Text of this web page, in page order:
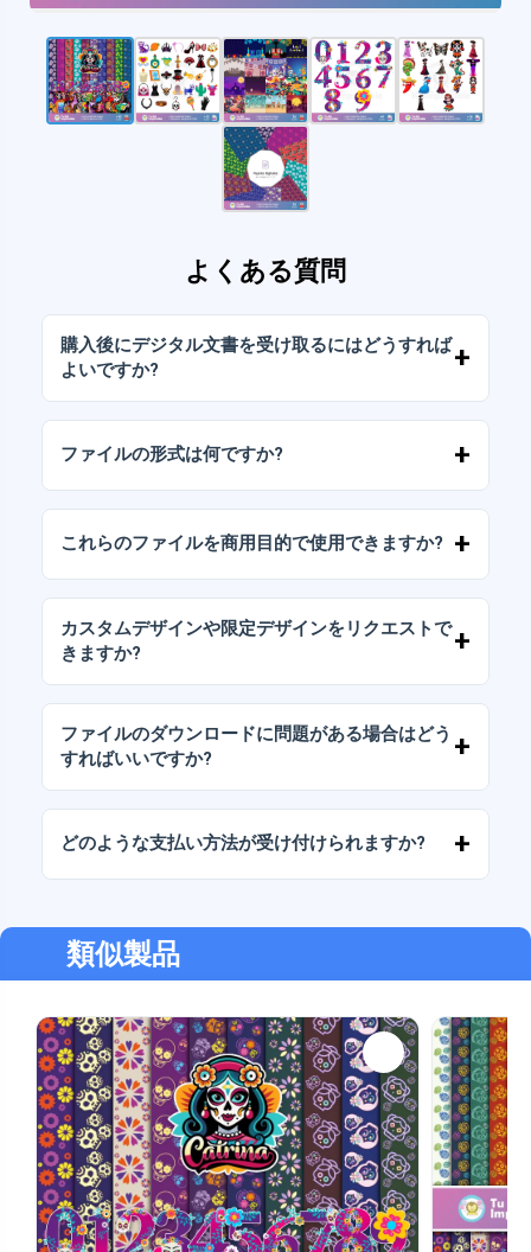
よくある質問
購入後にデジタル文書を受け取るにはどうすれば
よいですか?
イルをダウンロードできます。
ファイルの形式は何ですか?
パッケージには、AIまたはPDFファイルも含ま
れています。
これらのファイルを商用目的で使用できますか?
（変更せずに）再販しないことを条件として、
個人ライセンスと商用ライセンスが含まれてい
ます。
カスタムデザインや限定デザインをリクエストで
きますか?
ます。お気軽にお問い合わせいただき、ご希望
をお伝えください。
ファイルのダウンロードに問題がある場合はどう
すればいいですか?
さい。追加料金なしでファイルの回復をお手伝
いいたします。
どのような支払い方法が受け付けられますか?
る支払い方法に対応しています。
類似製品